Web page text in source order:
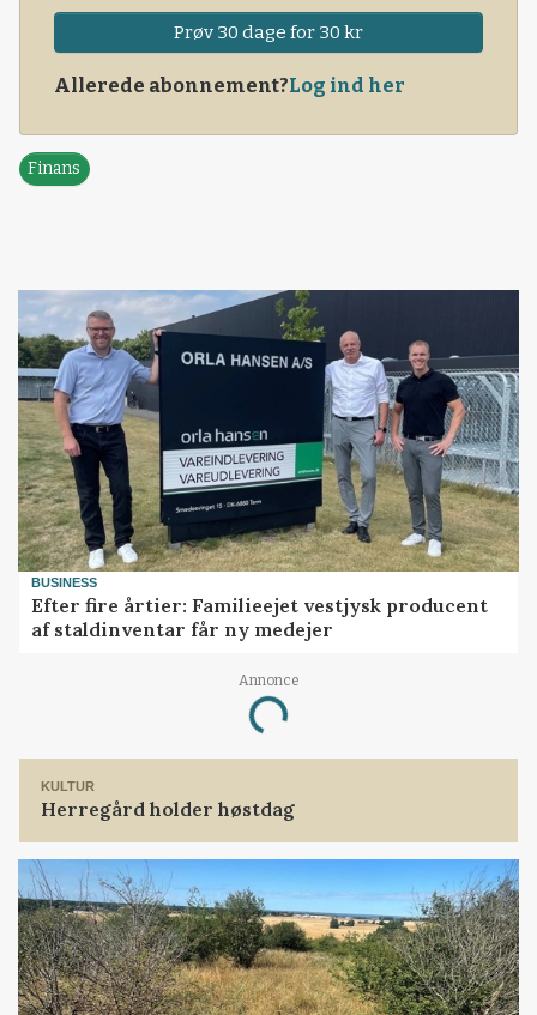
Prøv 30 dage for 30 kr
Allerede abonnement?Log ind her
Finans
BUSINESS
Efter fire årtier: Familieejet vestjysk producent
af staldinventar får ny medejer
Annonce
Loading...
KULTUR
Herregård holder høstdag